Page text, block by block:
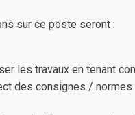
sur ce poste seront :
les travaux en tenant
des consignes / normes